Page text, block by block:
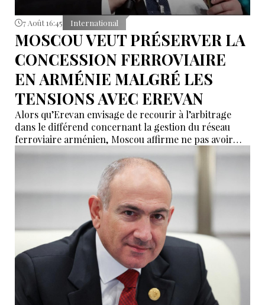
7 Août 16:45 International
MOSCOU VEUT PRÉSERVER LA
CONCESSION FERROVIAIRE
EN ARMÉNIE MALGRÉ LES
TENSIONS AVEC EREVAN
Alors qu’Erevan envisage de recourir à l’arbitrage
dans le différend concernant la gestion du réseau
ferroviaire arménien, Moscou affirme ne pas avoir
reçu de demande officielle visant à mettre fin à la
concession du « Chemin de fer du Caucase du Sud ».
Le vice-Premier ministre russe Alexeï Overchouk
défend la poursuite de la concession et appelle au